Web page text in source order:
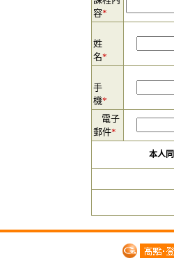
容*
姓
名*
手
機*
電子
郵件*
本人